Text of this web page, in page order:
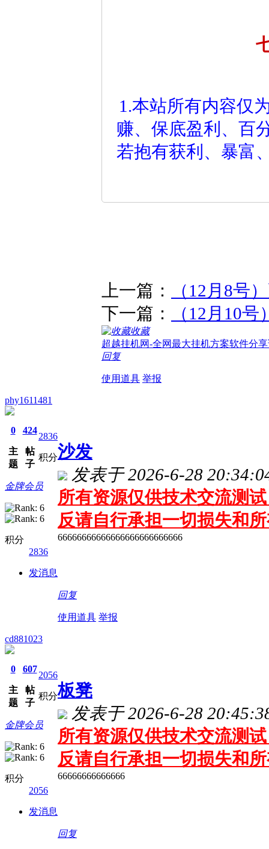
1.本站所有内容仅
赚、保底盈利、百
若抱有获利、暴富
上一篇：
（12月8号
下一篇：
（12月10
收藏
超越挂机网-全网最大挂机方案软件分
回复
使用道具 举报
phy1611481
0
主
题
424
帖
子
2836
积分
金牌会员
积分
2836
发消息
沙发
发表于 2026-6-28
所有资源仅供技术交流测
反请自行承担一切损失和
66666666666666666666666666
回复
使用道具 举报
cd881023
0
主
题
607
帖
子
2056
积分
金牌会员
积分
2056
发消息
板凳
发表于 2026-6-28
所有资源仅供技术交流测
反请自行承担一切损失和
66666666666666
回复